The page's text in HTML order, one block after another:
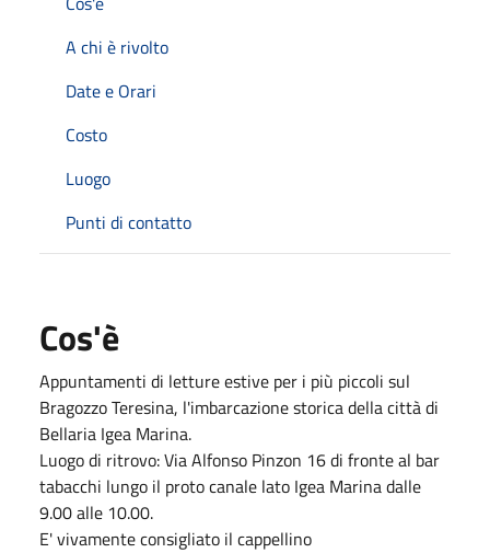
A chi è rivolto
Date e Orari
Costo
Luogo
Punti di contatto
Cos'è
Appuntamenti di letture estive per i più piccoli sul
Bragozzo Teresina, l'imbarcazione storica della città di
Bellaria Igea Marina.
Luogo di ritrovo: Via Alfonso Pinzon 16 di fronte al bar
tabacchi lungo il proto canale lato Igea Marina dalle
9.00 alle 10.00.
E' vivamente consigliato il cappellino